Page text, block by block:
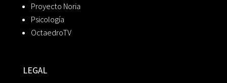
Proyecto Noria
Psicología
OctaedroTV
LEGAL